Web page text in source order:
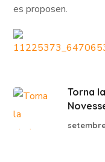
es proposen.
Torna
setembre